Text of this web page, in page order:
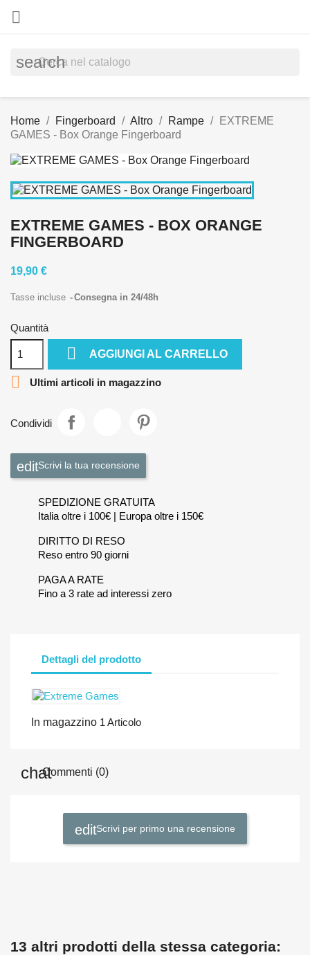

search
Home Fingerboard Altro Rampe
EXTREME
GAMES - Box Orange Fingerboard
EXTREME GAMES - BOX ORANGE
FINGERBOARD
19,90 €
Tasse incluse Consegna in 24/48h
Quantità
 AGGIUNGI AL CARRELLO
 Ultimi articoli in magazzino
Condividi
Scrivi la tua recensione
SPEDIZIONE GRATUITA
Italia oltre i 100€ | Europa oltre i 150€
DIRITTO DI RESO
Reso entro 90 giorni
PAGA A RATE
Fino a 3 rate ad interessi zero
Dettagli del prodotto
In magazzino 1 Articolo
Commenti (0)
Scrivi per primo una recensione
13 altri prodotti della stessa categoria: